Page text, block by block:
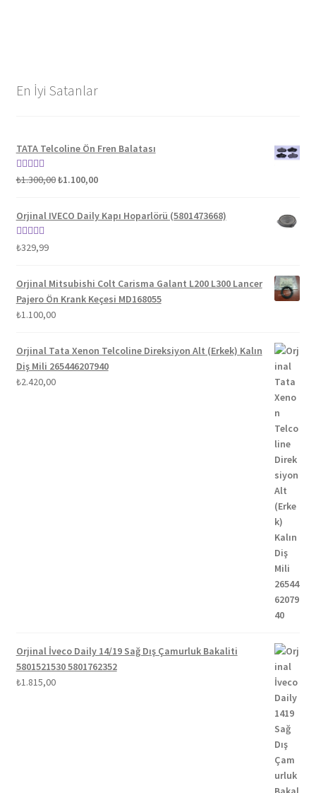
En İyi Satanlar
TATA Telcoline Ön Fren Balatası
5 üzerinden
₺1.300,00Orijinal
₺1.300,00.
₺1.100,00Şu
fiyat:
₺1.100,00.
Orjinal IVECO Daily Kapı Hoparlörü (5801473668)
5 üzerinden
₺329,99
Orjinal Mitsubishi Colt Carisma Galant L200 L300 Lancer
Pajero Ön Krank Keçesi MD168055
₺1.100,00
Orjinal Tata Xenon Telcoline Direksiyon Alt (Erkek) Kalın
Diş Mili 265446207940
₺2.420,00
Orjinal İveco Daily 14/19 Sağ Dış Çamurluk Bakaliti
5801521530 5801762352
₺1.815,00